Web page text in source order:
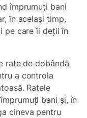
împrumuți bani
în același timp,
pe care îi deții în
rate de dobândă
a controla
Ratele
bani și, în
cineva pentru